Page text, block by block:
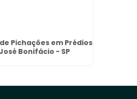
Pichações em Prédios
Bonifácio - SP